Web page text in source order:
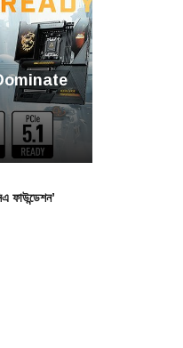
ফাউন্ডেশন’